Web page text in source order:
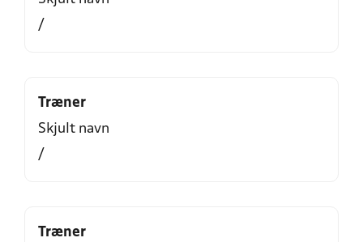
/
Træner
Skjult navn
/
Træner